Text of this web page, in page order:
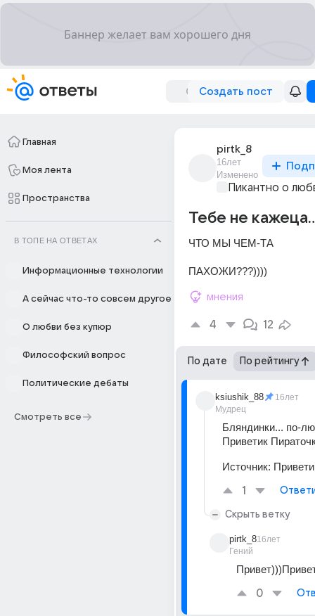
Создать пост
Главная
Моя лента
Пространства
В ТОПЕ НА ОТВЕТАХ
Информационные технологии
А сейчас что-то совсем другое
О любви без купюр
Философский вопрос
Политические дебаты
Смотреть все
pirtk_8
16лет
Изменено
Пикантно о
Тебе не
ЧТО МЫ ЧЕМ-ТА
ПАХОЖИ???))))
мнения
4 12
По дате По рейтингу
ksiushik_88
Мудрец
16лет
Бляндинки... по-
Приветик
Источник:
1
Скрыть ветку
pirtk_8
Гений
16лет
0